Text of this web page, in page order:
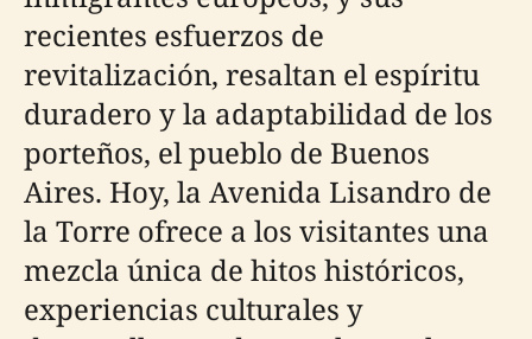
recientes esfuerzos de
revitalización, resaltan el espíritu
duradero y la adaptabilidad de los
porteños, el pueblo de Buenos
Aires. Hoy, la Avenida Lisandro de
la Torre ofrece a los visitantes una
mezcla única de hitos históricos,
experiencias culturales y